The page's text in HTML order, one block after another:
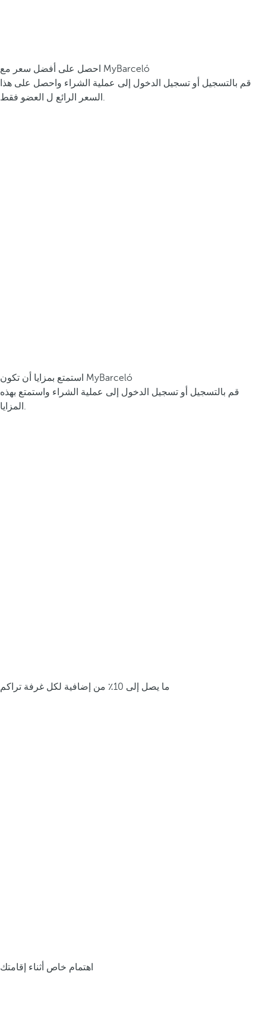
احصل على أفضل سعر مع MyBarceló
قم بالتسجيل أو تسجيل الدخول إلى عملية الشراء واحصل على هذا
السعر الرائع ل العضو فقط.
استمتع بمزايا أن تكون MyBarceló
قم بالتسجيل أو تسجيل الدخول إلى عملية الشراء واستمتع بهذه
المزايا.
ما يصل إلى 10٪ من إضافية لكل غرفة تراكم
اهتمام خاص أثناء إقامتك